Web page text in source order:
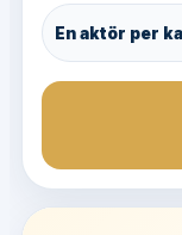
En aktör per